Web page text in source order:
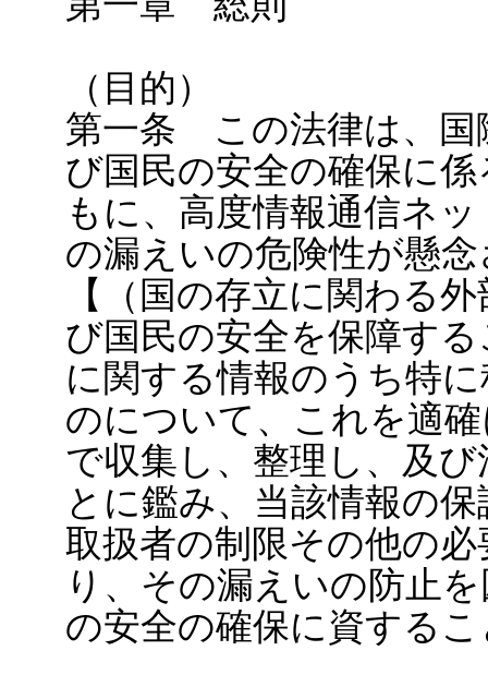
（目的）
第一条 この法律は、国
び国民の安全の確保に
もに、高度情報通信ネ
の漏えいの危険性が懸
【（国の存立に関わる
び国民の安全を保障す
に関する情報のうち特
のについて、これを適
で収集し、整理し、及
とに鑑み、当該情報の
取扱者の制限その他の
り、その漏えいの防止
の安全の確保に資する